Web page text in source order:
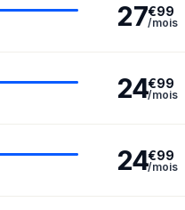
27€99
/mois
24€99
/mois
24€99
/mois